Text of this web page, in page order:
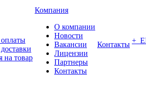
на товар
Компания
О компании
Новости
Вакансии
Лицензии
Партнеры
Контакты
Контакты +